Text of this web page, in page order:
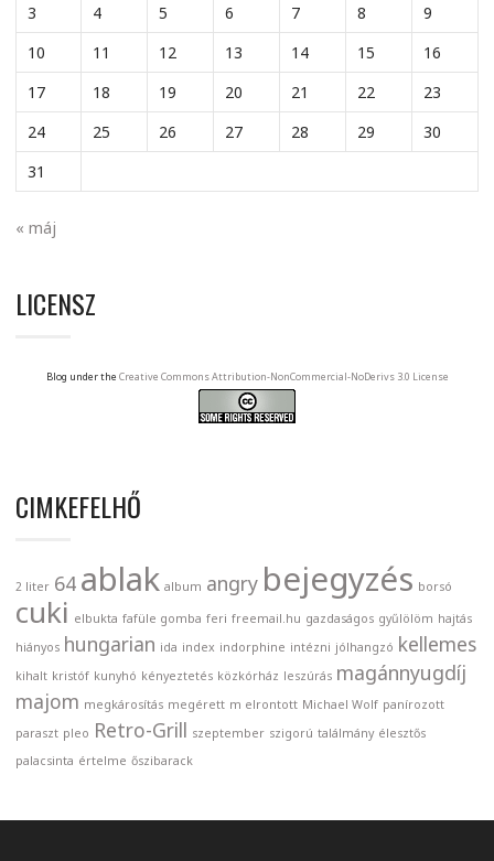
3
4 5 6 7 8
9
10
11 12 13 14 15
16
17
18 19 20 21 22
23
24
25 26 27 28 29
30
31
« máj
LICENSZ
Blog under the Creative Commons Attribution-NonCommercial-NoDerivs 3.0 License
CIMKEFELHŐ
2 liter 64 ablak album angry bejegyzés borsó
cuki elbukta fafüle gomba feri freemail.hu gazdaságos gyűlölöm hajtás
hiányos hungarian ida index indorphine intézni jólhangzó kellemes
kihalt kristóf kunyhó kényeztetés közkórház leszúrás magánnyugdíj
majom megkárosítás megérett m elrontott Michael Wolf panírozott
paraszt pleo Retro-Grill szeptember szigorú találmány élesztős
palacsinta értelme őszibarack